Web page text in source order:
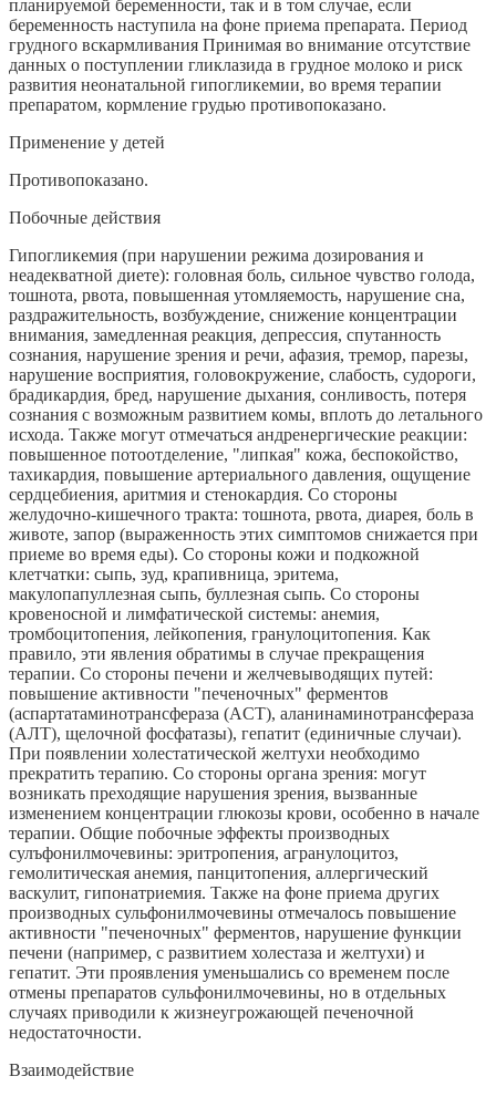
планируемой беременности, так и в том случае, если
беременность наступила на фоне приема препарата. Период
грудного вскармливания Принимая во внимание отсутствие
данных о поступлении гликлазида в грудное молоко и риск
развития неонатальной гипогликемии, во время терапии
препаратом, кормление грудью противопоказано.
Применение у детей
Противопоказано.
Побочные действия
Гипогликемия (при нарушении режима дозирования и
неадекватной диете): головная боль, сильное чувство голода,
тошнота, рвота, повышенная утомляемость, нарушение сна,
раздражительность, возбуждение, снижение концентрации
внимания, замедленная реакция, депрессия, спутанность
сознания, нарушение зрения и речи, афазия, тремор, парезы,
нарушение восприятия, головокружение, слабость, судороги,
брадикардия, бред, нарушение дыхания, сонливость, потеря
сознания с возможным развитием комы, вплоть до летального
исхода. Также могут отмечаться андренергические реакции:
повышенное потоотделение, "липкая" кожа, беспокойство,
тахикардия, повышение артериального давления, ощущение
сердцебиения, аритмия и стенокардия. Со стороны
желудочно-кишечного тракта: тошнота, рвота, диарея, боль в
животе, запор (выраженность этих симптомов снижается при
приеме во время еды). Со стороны кожи и подкожной
клетчатки: сыпь, зуд, крапивница, эритема,
макулопапуллезная сыпь, буллезная сыпь. Со стороны
кровеносной и лимфатической системы: анемия,
тромбоцитопения, лейкопения, гранулоцитопения. Как
правило, эти явления обратимы в случае прекращения
терапии. Со стороны печени и желчевыводящих путей:
повышение активности "печеночных" ферментов
(аспартатаминотрансфераза (ACT), аланинаминотрансфераза
(АЛТ), щелочной фосфатазы), гепатит (единичные случаи).
При появлении холестатической желтухи необходимо
прекратить терапию. Со стороны органа зрения: могут
возникать преходящие нарушения зрения, вызванные
изменением концентрации глюкозы крови, особенно в начале
терапии. Общие побочные эффекты производных
сулъфонилмочевины: эритропения, агранулоцитоз,
гемолитическая анемия, панцитопения, аллергический
васкулит, гипонатриемия. Также на фоне приема других
производных сульфонилмочевины отмечалось повышение
активности "печеночных" ферментов, нарушение функции
печени (например, с развитием холестаза и желтухи) и
гепатит. Эти проявления уменьшались со временем после
отмены препаратов сульфонилмочевины, но в отдельных
случаях приводили к жизнеугрожающей печеночной
недостаточности.
Взаимодействие